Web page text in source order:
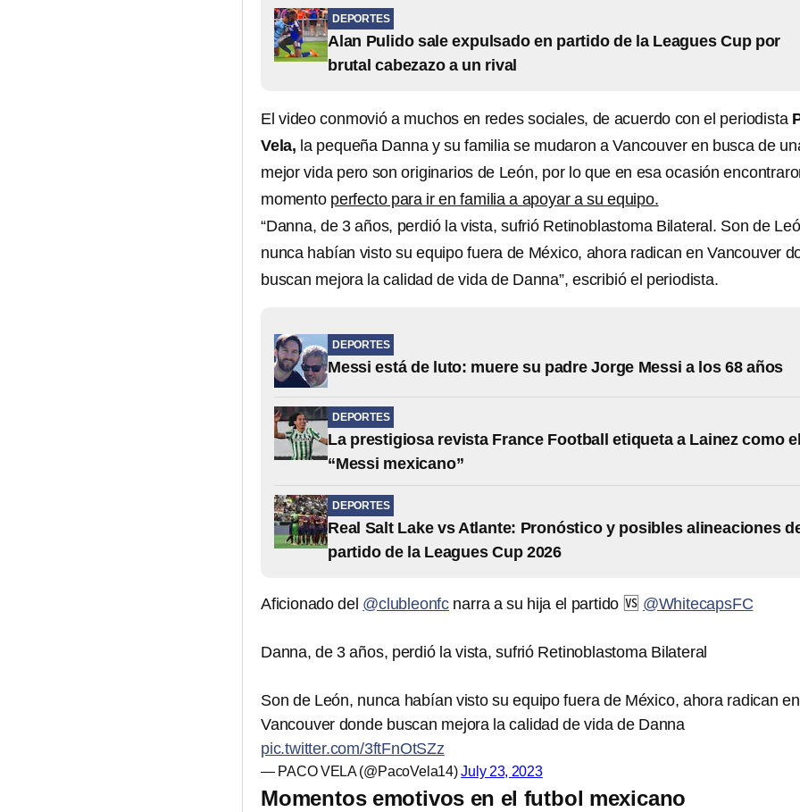
DEPORTES
Alan Pulido sale expulsado en partido de la Leagues Cup por
brutal cabezazo a un rival
El video conmovió a muchos en redes sociales, de acuerdo con el periodista
Vela, la pequeña Danna y su familia se mudaron a Vancouver en busca de
mejor vida pero son originarios de León, por lo que en esa ocasión
momento perfecto para ir en familia a apoyar a su equipo.
“Danna, de 3 años, perdió la vista, sufrió Retinoblastoma Bilateral. Son de
nunca habían visto su equipo fuera de México, ahora radican en Vancouver
buscan mejora la calidad de vida de Danna”, escribió el periodista.
DEPORTES
Messi está de luto: muere su padre Jorge Messi a los 68 años
DEPORTES
La prestigiosa revista France Football etiqueta a Lainez como
“Messi mexicano”
DEPORTES
Real Salt Lake vs Atlante: Pronóstico y posibles alineaciones
partido de la Leagues Cup 2026
Aficionado del @clubleonfc narra a su hija el partido 🆚 @WhitecapsFC
Danna, de 3 años, perdió la vista, sufrió Retinoblastoma Bilateral
Son de León, nunca habían visto su equipo fuera de México, ahora radican en
Vancouver donde buscan mejora la calidad de vida de Danna
pic.twitter.com/3ftFnOtSZz
— PACO VELA (@PacoVela14)July 23, 2023
Momentos emotivos en el futbol mexicano